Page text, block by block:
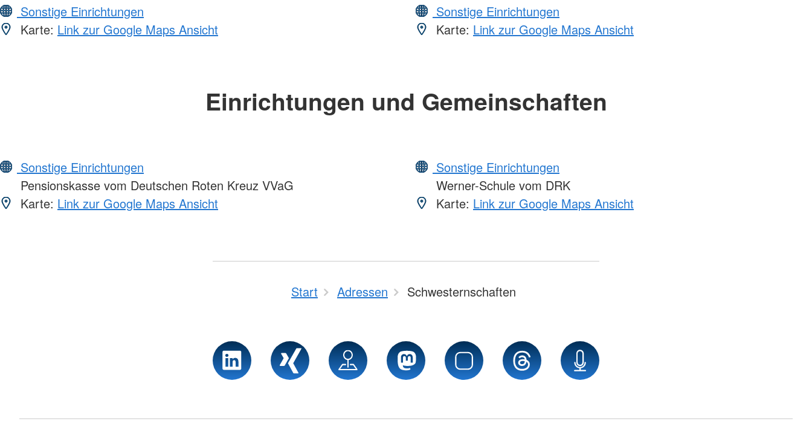
Sonstige Einrichtungen
Karte: Link zur Google Maps Ansicht
Sonstige Einrichtungen
Karte: Link zur Google Maps Ansicht
Einrichtungen und Gemeinschaften
Sonstige Einrichtungen
Pensionskasse vom Deutschen Roten Kreuz VVaG
Karte: Link zur Google Maps Ansicht
Sonstige Einrichtungen
Werner-Schule vom DRK
Karte: Link zur Google Maps Ansicht
Start Adressen Schwesternschaften